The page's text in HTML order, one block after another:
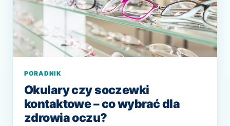
PORADNIK
Okulary czy soczewki
kontaktowe – co wybrać dla
zdrowia oczu?